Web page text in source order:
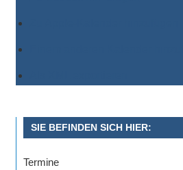
SIE BEFINDEN SICH HIER:
Termine